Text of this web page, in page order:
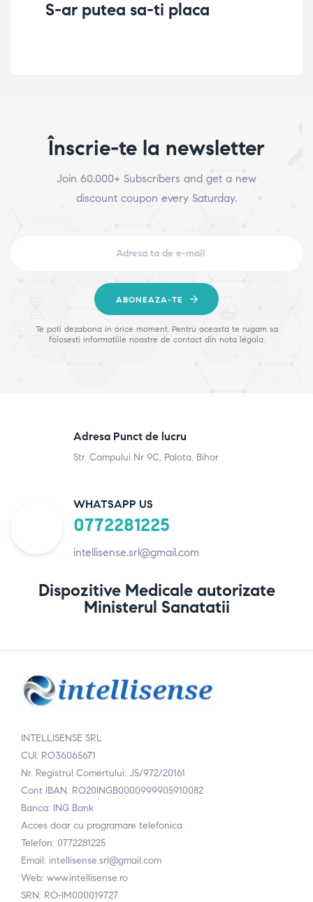
S-ar putea sa-ti placa
Înscrie-te la newsletter
Join 60.000+ Subscribers and get a new
discount coupon every Saturday.
ABONEAZA-TE
Te poti dezabona in orice moment. Pentru aceasta te rugam sa
folosesti informatiile noastre de contact din nota legala.
Adresa Punct de lucru
Str. Campului Nr 9C, Palota, Bihor
WHATSAPP US
0772281225
intellisense.srl@gmail.com
Dispozitive Medicale autorizate
Ministerul Sanatatii
INTELLISENSE SRL
CUI: RO36065671
Nr. Registrul Comertului: J5/972/20161
Cont IBAN: RO20INGB0000999905910082
Banca: ING Bank
Acces doar cu programare telefonica
Telefon: 0772281225
Email: intellisense.srl@gmail.com
Web: www.intellisense.ro
SRN: RO-IM000019727